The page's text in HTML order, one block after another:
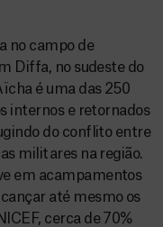
no campo de
Diffa, no sudeste do
é uma das 250
internos e retornados
do conflito entre
militares na região.
em acampamentos
até mesmo os
cerca de 70%